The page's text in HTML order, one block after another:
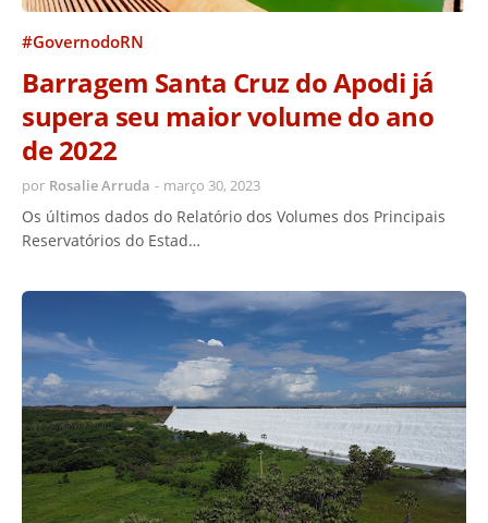
#GovernodoRN
Barragem Santa Cruz do Apodi já
supera seu maior volume do ano
de 2022
por Rosalie Arruda - março 30, 2023
Os últimos dados do Relatório dos Volumes dos Principais
Reservatórios do Estad…